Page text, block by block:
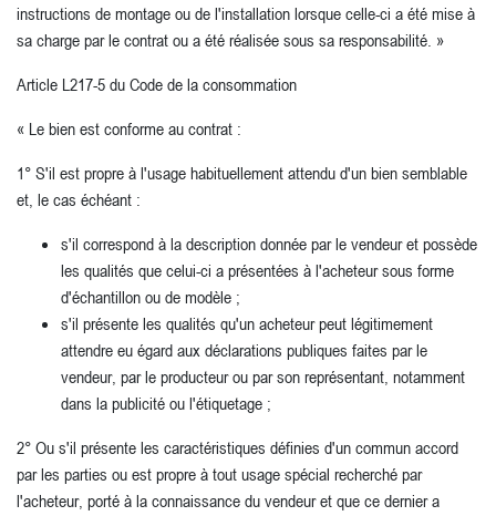
instructions de montage ou de l'installation lorsque celle-ci a été mise à
sa charge par le contrat ou a été réalisée sous sa responsabilité. »
Article L217-5 du Code de la consommation
« Le bien est conforme au contrat :
1° S'il est propre à l'usage habituellement attendu d'un bien semblable
et, le cas échéant :
s'il correspond à la description donnée par le vendeur et possède
les qualités que celui-ci a présentées à l'acheteur sous forme
d'échantillon ou de modèle ;
s'il présente les qualités qu'un acheteur peut légitimement
attendre eu égard aux déclarations publiques faites par le
vendeur, par le producteur ou par son représentant, notamment
dans la publicité ou l'étiquetage ;
2° Ou s'il présente les caractéristiques définies d'un commun accord
par les parties ou est propre à tout usage spécial recherché par
l'acheteur, porté à la connaissance du vendeur et que ce dernier a